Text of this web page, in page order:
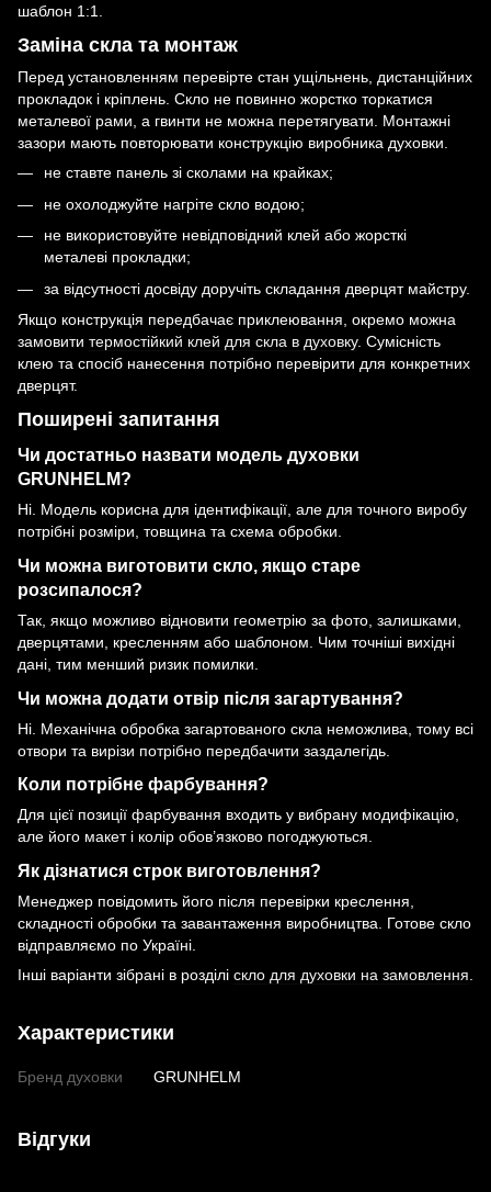
шаблон 1:1.
Заміна скла та монтаж
Перед установленням перевірте стан ущільнень, дистанційних
прокладок і кріплень. Скло не повинно жорстко торкатися
металевої рами, а гвинти не можна перетягувати. Монтажні
зазори мають повторювати конструкцію виробника духовки.
не ставте панель зі сколами на крайках;
не охолоджуйте нагріте скло водою;
не використовуйте невідповідний клей або жорсткі
металеві прокладки;
за відсутності досвіду доручіть складання дверцят майстру.
Якщо конструкція передбачає приклеювання, окремо можна
замовити термостійкий клей для скла в духовку. Сумісність
клею та спосіб нанесення потрібно перевірити для конкретних
дверцят.
Поширені запитання
Чи достатньо назвати модель духовки
GRUNHELM?
Ні. Модель корисна для ідентифікації, але для точного виробу
потрібні розміри, товщина та схема обробки.
Чи можна виготовити скло, якщо старе
розсипалося?
Так, якщо можливо відновити геометрію за фото, залишками,
дверцятами, кресленням або шаблоном. Чим точніші вихідні
дані, тим менший ризик помилки.
Чи можна додати отвір після загартування?
Ні. Механічна обробка загартованого скла неможлива, тому всі
отвори та вирізи потрібно передбачити заздалегідь.
Коли потрібне фарбування?
Для цієї позиції фарбування входить у вибрану модифікацію,
але його макет і колір обов’язково погоджуються.
Як дізнатися строк виготовлення?
Менеджер повідомить його після перевірки креслення,
складності обробки та завантаження виробництва. Готове скло
відправляємо по Україні.
Інші варіанти зібрані в розділі скло для духовки на замовлення
Характеристики
Бренд духовки GRUNHELM
Відгуки